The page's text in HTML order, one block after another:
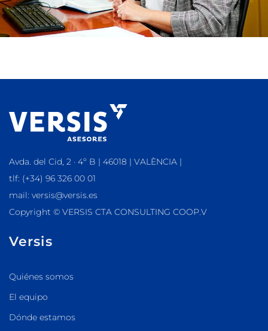
Avda. del Cid, 2 · 4º B | 46018 | VALÈNCIA |
tlf: (+34) 96 326 00 01
mail: versis@versis.es
Copyright © VERSIS CTA CONSULTING COOP.V
Versis
Quiénes somos
El equipo
Dónde estamos